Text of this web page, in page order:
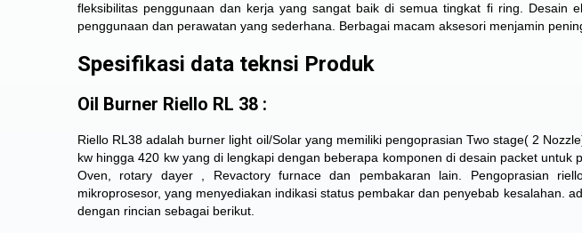
fleksibilitas penggunaan dan kerja yang sangat baik di semua tingkat fi ring. Desain
penggunaan dan perawatan yang sederhana. Berbagai macam aksesori menjamin
Spesifikasi data teknsi Produk
Oil Burner Riello RL 38 :
Riello RL38 adalah burner light oil/Solar yang memiliki pengoprasian Two stage( 2
kw hingga 420 kw yang di lengkapi dengan beberapa komponen di desain packet untuk
Oven, rotary dayer , Revactory furnace dan pembakaran lain. Pengoprasian
mikroprosesor, yang menyediakan indikasi status pembakar dan penyebab kesalahan.
dengan rincian sebagai berikut.